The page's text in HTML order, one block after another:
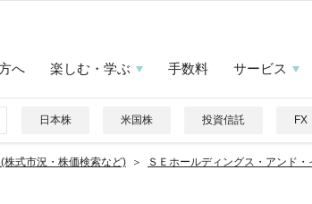
へ 楽しむ・学ぶ 手数料 サービス
日本株 米国株 投資信託 FX
株式市況・株価検索など) ＳＥホールディングス・アンド